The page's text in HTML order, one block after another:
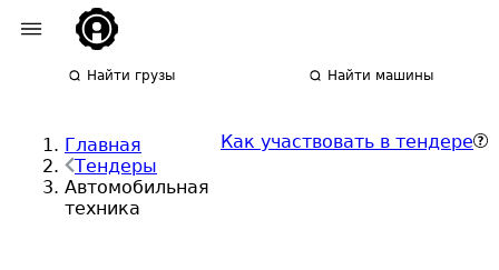
Найти грузы Найти машины
Главная
Тендеры
Автомобильная
техника
Как участвовать в тендере